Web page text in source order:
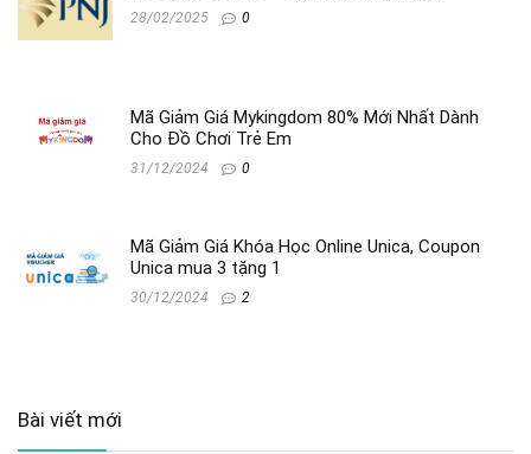
28/02/2025 0
Mã Giảm Giá Mykingdom 80% Mới Nhất Dành
Cho Đồ Chơi Trẻ Em
31/12/2024 0
Mã Giảm Giá Khóa Học Online Unica, Coupon
Unica mua 3 tặng 1
30/12/2024 2
Bài viết mới